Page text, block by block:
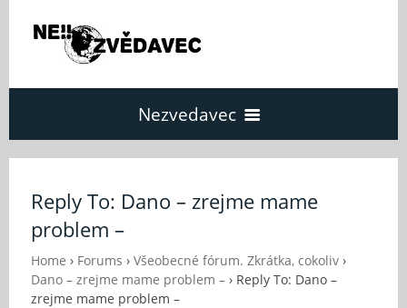
Nezvedavec
O Nezvědavci
Reply To: Dano – zrejme mame
problem –
Home › Forums › Všeobecné fórum. Zkrátka, cokoliv ›
Dano – zrejme mame problem – › Reply To: Dano –
zrejme mame problem –